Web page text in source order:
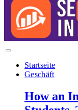
Startseite
Geschäft
How an